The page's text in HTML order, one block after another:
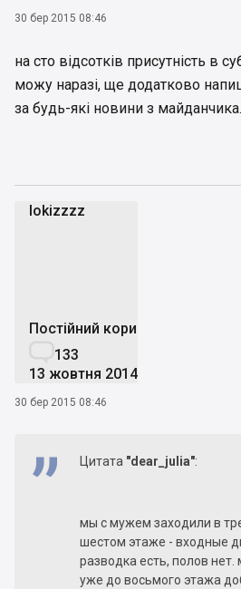
30 бер 2015 08:46
на сто відсотків присутність в
можу наразі, ще додатково
за будь-які новини з майданчика.
lokizzzz
Постійний користувач
133
13 жовтня 2014
30 бер 2015 08:46
Цитата "dear_julia":
мы с мужем заходили в
шестом этаже - входные
разводка есть, полов
уже до восьмого этажа